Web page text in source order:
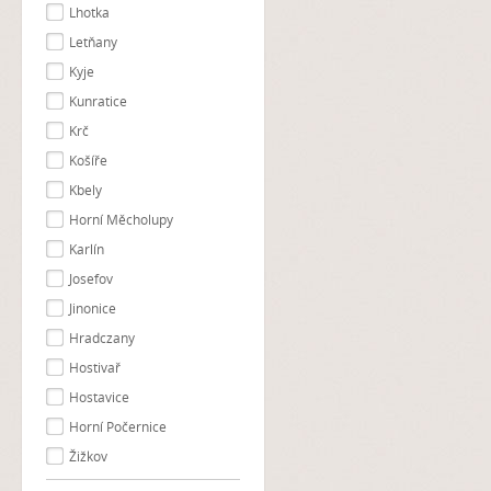
Lhotka
Letňany
Kyje
Kunratice
Krč
Košíře
Kbely
Horní Měcholupy
Karlín
Josefov
Jinonice
Hradczany
Hostivař
Hostavice
Horní Počernice
Žižkov